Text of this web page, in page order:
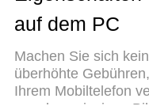
auf dem PC
Machen Sie sich
überhöhte
Ihrem Mobiltelefon